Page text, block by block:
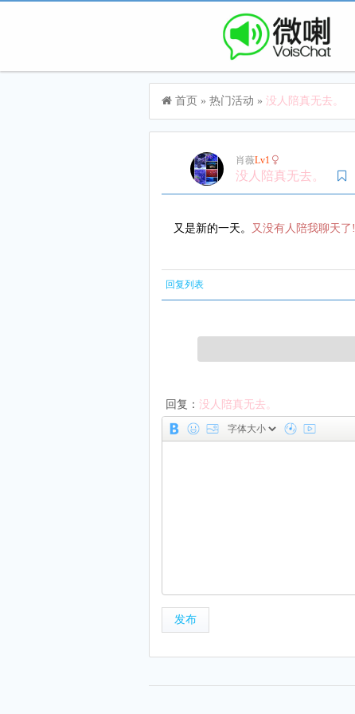
首页 » 热门活动 » 没人陪真无去。
肖薇Lv1
没人陪真无去。
又是新的一天。 又没有人陪我聊天了!
回复列表
回复： 没人陪真无去。
发布